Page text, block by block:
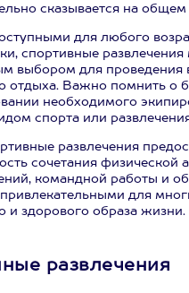
сказывается на общем
для любого
спортивные развлечения
выбором для проведения
отдыха. Важно помнить о
необходимого
спорта или
развлечения
сочетания физической
командной работы и
для
и здорового образа жизни.
развлечения